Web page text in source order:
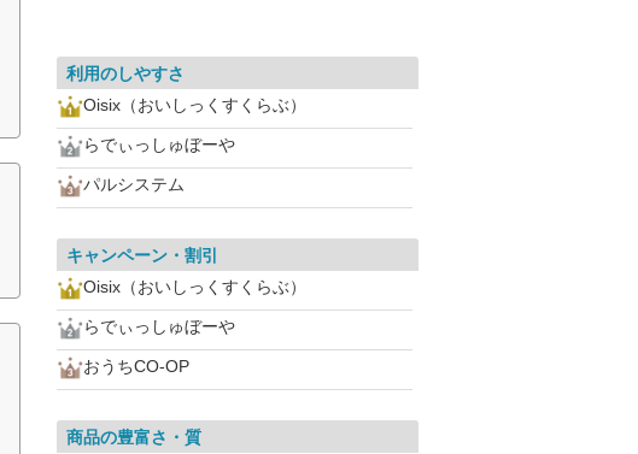
利用のしやすさ
Oisix（おいしっくすくらぶ）
らでぃっしゅぼーや
パルシステム
キャンペーン・割引
Oisix（おいしっくすくらぶ）
らでぃっしゅぼーや
おうちCO-OP
商品の豊富さ・質